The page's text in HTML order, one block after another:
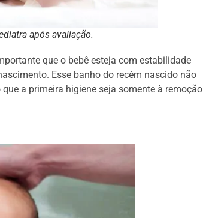
após avaliação.
que o bebê esteja com estabilidade
Esse banho do recém nascido não
a primeira higiene seja somente à remoção